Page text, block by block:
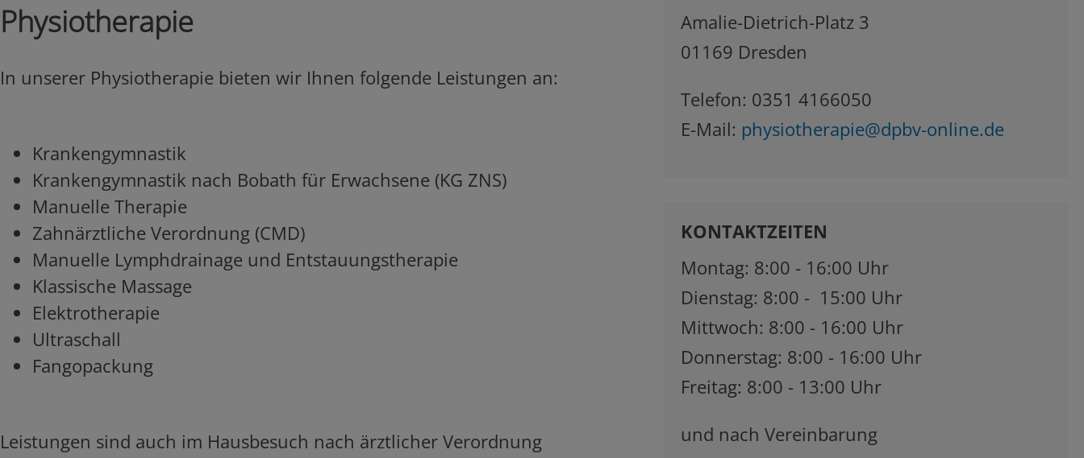
Physiotherapie
In unserer Physiotherapie bieten wir Ihnen folgende Leistungen an:
Krankengymnastik
Krankengymnastik nach Bobath für Erwachsene (KG ZNS)
Manuelle Therapie
Zahnärztliche Verordnung (CMD)
Manuelle Lymphdrainage und Entstauungstherapie
Klassische Massage
Elektrotherapie
Ultraschall
Fangopackung
Leistungen sind auch im Hausbesuch nach ärztlicher Verordnung
Amalie-Dietrich-Platz 3
01169 Dresden
Telefon: 0351 4166050
E-Mail: physiotherapie@dpbv-online.de
KONTAKTZEITEN
Montag: 8:00 - 16:00 Uhr
Dienstag: 8:00 - 15:00 Uhr
Mittwoch: 8:00 - 16:00 Uhr
Donnerstag: 8:00 - 16:00 Uhr
Freitag: 8:00 - 13:00 Uhr
und nach Vereinbarung